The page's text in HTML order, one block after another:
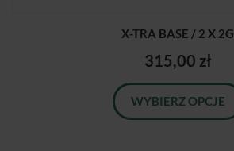
X-TRA BASE / 2 X 2G
315,00 zł
WYBIERZ OPCJE